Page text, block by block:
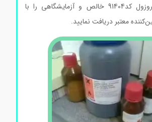
و آزمایشگاهیرا با
معتبردریافتنمایید.